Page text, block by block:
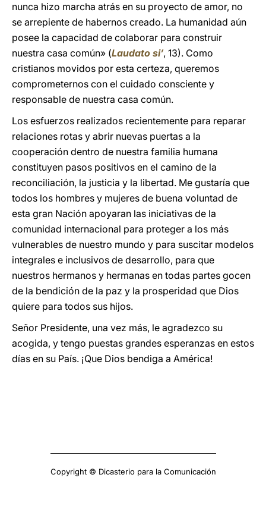
nunca hizo marcha atrás en su proyecto de amor, no
se arrepiente de habernos creado. La humanidad aún
posee la capacidad de colaborar para construir
nuestra casa común» (Laudato si’, 13). Como
cristianos movidos por esta certeza, queremos
comprometernos con el cuidado consciente y
responsable de nuestra casa común.
Los esfuerzos realizados recientemente para reparar
relaciones rotas y abrir nuevas puertas a la
cooperación dentro de nuestra familia humana
constituyen pasos positivos en el camino de la
reconciliación, la justicia y la libertad. Me gustaría que
todos los hombres y mujeres de buena voluntad de
esta gran Nación apoyaran las iniciativas de la
comunidad internacional para proteger a los más
vulnerables de nuestro mundo y para suscitar modelos
integrales e inclusivos de desarrollo, para que
nuestros hermanos y hermanas en todas partes gocen
de la bendición de la paz y la prosperidad que Dios
quiere para todos sus hijos.
Señor Presidente, una vez más, le agradezco su
acogida, y tengo puestas grandes esperanzas en estos
días en su País. ¡Que Dios bendiga a América!
Copyright © Dicasterio para la Comunicación